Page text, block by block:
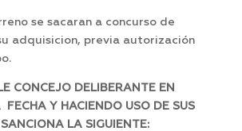
se sacaran a concurso de
adquisicion, previa autorización
CONCEJO DELIBERANTE EN
FECHA Y HACIENDO USO DE SUS
SANCIONA LA SIGUIENTE: